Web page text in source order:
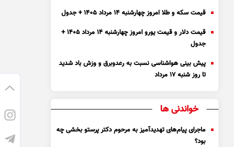
قیمت سکه و طلا امروز چهارشنبه ۱۴ مرداد ۱۴۰۵ + جدول
قیمت دلار و قیمت یورو امروز چهارشنبه ۱۴ مرداد ۱۴۰۵ +
جدول
پیش بینی هواشناسی نسبت به رعدوبرق و وزش باد شدید
تا روز شنبه ۱۷ مرداد
خواندنی ها
ماجرای پیام‌های تهدیدآمیز به مرحوم دکتر پرستو بخشی چه
بود؟